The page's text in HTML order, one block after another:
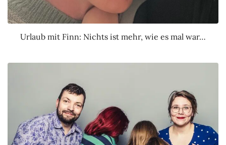
Urlaub mit Finn: Nichts ist mehr, wie es mal war…